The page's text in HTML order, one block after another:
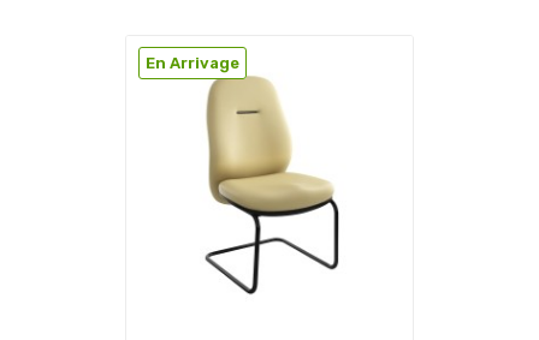
En Arrivage